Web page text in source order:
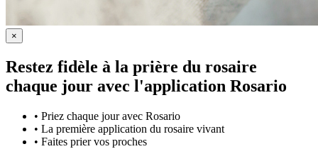
×
Restez fidèle à la prière du rosaire
chaque jour avec l'application Rosario
• Priez chaque jour avec Rosario
• La première application du rosaire vivant
• Faites prier vos proches